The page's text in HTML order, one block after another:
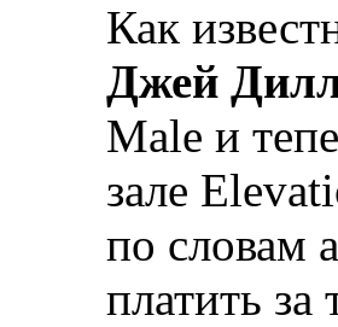
Как
Джей
Male и
зале
по словам
платить за